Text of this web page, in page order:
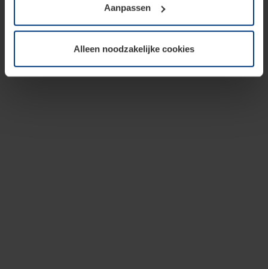
soorten cookies is uw toestemming benodigd. Uw
toestemming kunt u op elk moment bij de uitleg van de
wijzigen of herroepen.
Aanpassen
Alleen noodzakelijke cookies